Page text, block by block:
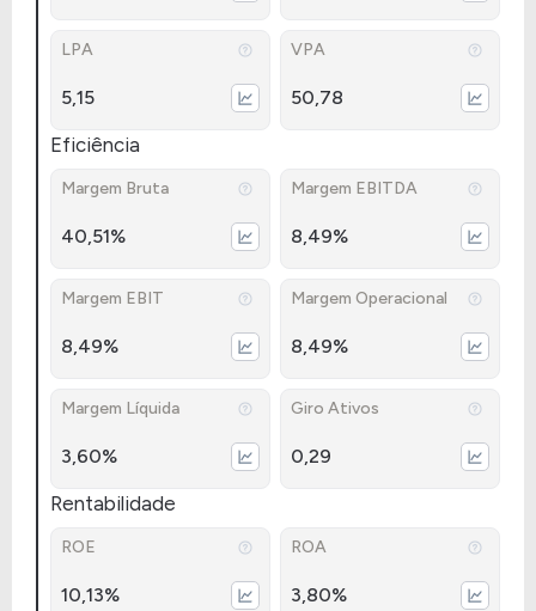
LPA
5,15
VPA
50,78
Eficiência
Margem Bruta
40,51%
Margem EBITDA
8,49%
Margem EBIT
8,49%
Margem Operacional
8,49%
Margem Líquida
3,60%
Giro Ativos
0,29
Rentabilidade
ROE
10,13%
ROA
3,80%